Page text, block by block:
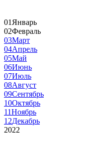
01 Январь
02Февраль
03Март
04Апрель
05Май
06Июнь
07Июль
08Август
09Сентябрь
10Октябрь
11Ноябрь
12Декабрь
2022